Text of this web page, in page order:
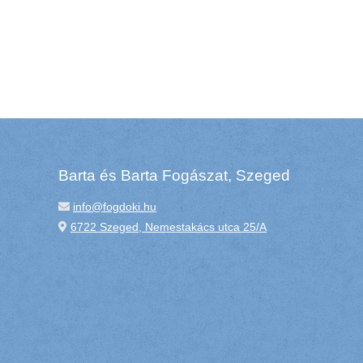
Barta és Barta Fogászat, Szeged
info@fogdoki.hu
6722 Szeged, Nemestakács utca 25/A